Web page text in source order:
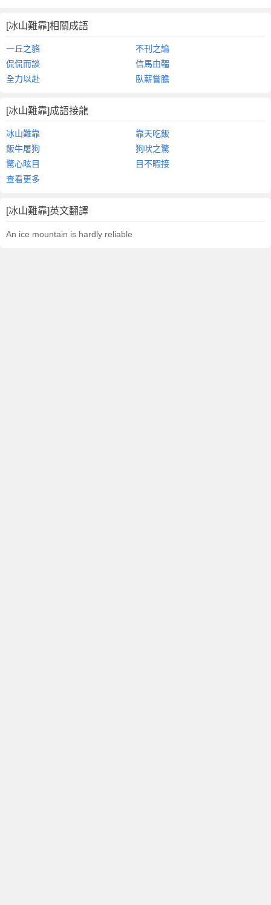
[冰山難靠]相關成語
一丘之貉
不刊之論
侃侃而談
信馬由韁
全力以赴
臥薪嘗膽
[冰山難靠]成語接龍
冰山難靠
靠天吃飯
飯牛屠狗
狗吠之驚
驚心眩目
目不暇接
查看更多
[冰山難靠]英文翻譯
An ice mountain is hardly reliable